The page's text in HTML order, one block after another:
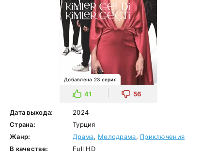
Добавлена 23 серия
41 56
Дата выхода:
2024
Страна:
Турция
Жанр:
Драма, Мелодрама, Приключения
В качестве:
Full HD